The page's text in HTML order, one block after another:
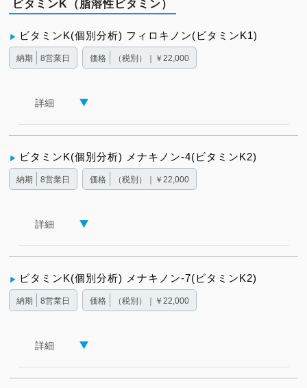
ビタミンK（脂溶性ビタミン）
ビタミンK(個別分析) フィロキノン(ビタミンK1)
納期 8営業日 価格 （税別）｜￥22,000
詳細
ビタミンK(個別分析) メナキノン-4(ビタミンK2)
納期 8営業日 価格 （税別）｜￥22,000
詳細
ビタミンK(個別分析) メナキノン-7(ビタミンK2)
納期 8営業日 価格 （税別）｜￥22,000
詳細